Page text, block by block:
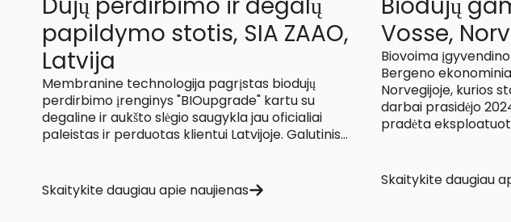
papildymo stotis, SIA ZAAO,
Latvija
Membranine technologija pagrįstas biodujų
perdirbimo įrenginys "BIOupgrade" kartu su
degaline ir aukšto slėgio saugykla jau oficialiai
paleistas ir perduotas klientui Latvijoje. Galutinis...
Skaitykite daugiau apie naujienas
Vosse,
Biovoima
Bergeno
Norvegijoje, kurios
darbai prasidėjo
pradėta
Skaitykite daugiau